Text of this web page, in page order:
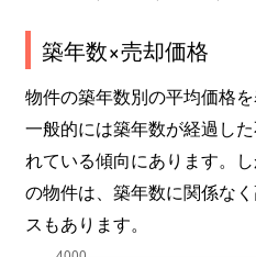
築年数×売却価格
物件の築年数別の平均価格を
一般的には築年数が経過し
れている傾向にあります。
の物件は、築年数に関係な
スもあります。